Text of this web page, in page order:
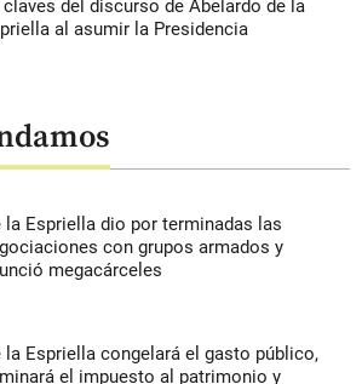
claves del discurso de Abelardo de la
al asumir la Presidencia
la Espriella dio por terminadas las
con grupos armados y
megacárceles
la Espriella congelará el gasto público,
el impuesto al patrimonio y